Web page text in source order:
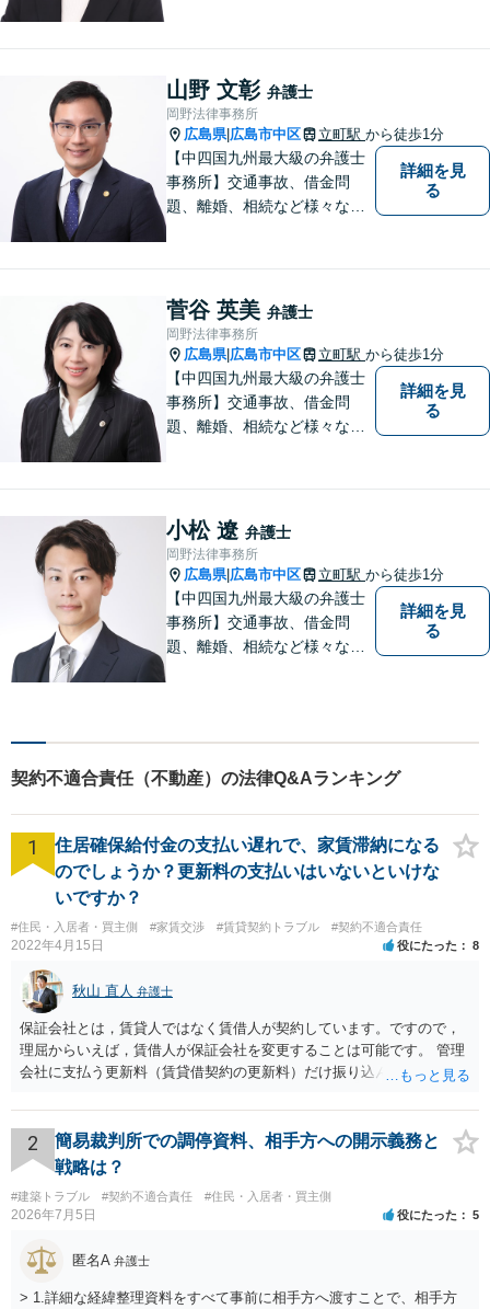
い！
山野 文彰 弁護士
岡野法律事務所
広島県| 広島市中区 立町駅 から徒歩1分
【中四国九州最大級の弁護士
事務所】交通事故、借金問
題、離婚、相続など様々な問
い！
詳細を見
る
菅谷 英美 弁護士
岡野法律事務所
広島県| 広島市中区 立町駅 から徒歩1分
【中四国九州最大級の弁護士
事務所】交通事故、借金問
題、離婚、相続など様々な問
い！
詳細を見
る
小松 遼 弁護士
岡野法律事務所
広島県| 広島市中区 立町駅 から徒歩1分
【中四国九州最大級の弁護士
事務所】交通事故、借金問
題、離婚、相続など様々な問
い！
詳細を見
る
契約不適合責任（不動産）の法律Q&Aランキング
1
住居確保給付金の支払い遅れで、家賃滞納になる
のでしょうか？更新料の支払いはいないといけな
いですか？
#住民・入居者・買主側 #家賃交渉 #賃貸契約トラブル #契約不適合責任
2022年4月15日 役にたった 8
秋山 直人 弁護士
保証会社とは，賃貸人ではなく賃借人が契約しています。ですので，
理屈からいえば，賃借人が保証会社を変更することは可能です。 管理
会社に支払う更新料（賃貸借契約の更新料）だけ振り込んで，保証会
ば，その保証会社との契約は更新されません。 ただ，賃貸人との賃貸
借契約書上で，賃貸借契約期間中，保証会社との保証契約をする義務
が規定されている場合があり，「賃貸人指定の」保証会社との契約が
義務付けられている場合もあり得ます。この場合には，賃貸人指定以
外の保証会社とは契約できないことになります。そのような縛りがな
ければ，別の保証会社との契約に変更できる可能性もあります。 まず
は賃貸借契約書の規定を確認する必要があります。
2
簡易裁判所での調停資料、相手方への開示義務と
戦略は？
#建築トラブル #契約不適合責任 #住民・入居者・買主側
2026年7月5日 役にたった 5
匿名A 弁護士
> 1.詳細な経緯整理資料をすべて事前に相手方へ渡すことで、相手方